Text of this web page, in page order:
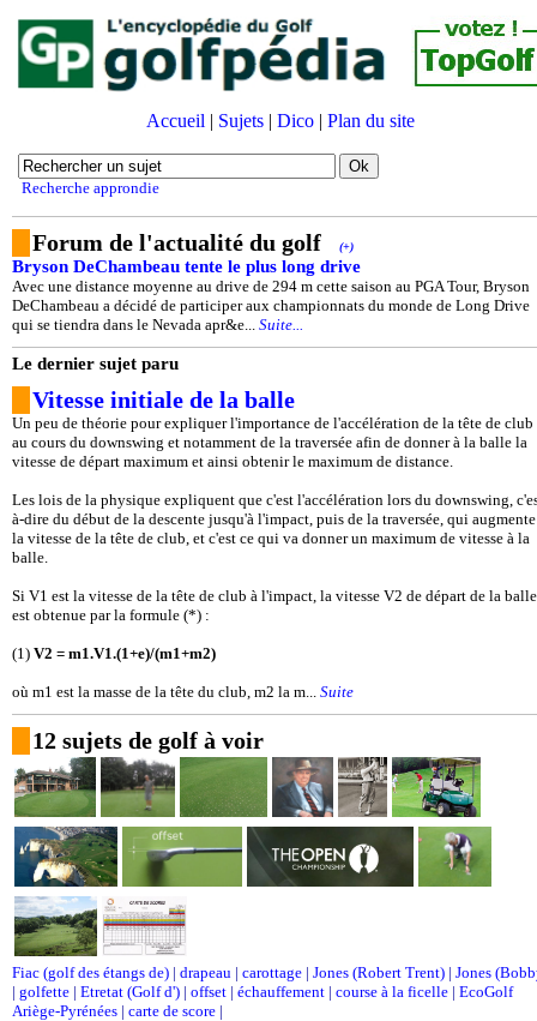
Accueil | Sujets | Dico | Plan du site
Recherche approndie
Forum de l'actualité du golf (+)
Bryson DeChambeau tente le plus long drive
Avec une distance moyenne au drive de 294 m cette saison au PGA Tour, Bryson
DeChambeau a décidé de participer aux championnats du monde de Long Drive
qui se tiendra dans le Nevada apr&e... Suite...
Le dernier sujet paru
Vitesse initiale de la balle
Un peu de théorie pour expliquer l'importance de l'accélération de la tête de club
au cours du downswing et notamment de la traversée afin de donner à la balle la
vitesse de départ maximum et ainsi obtenir le maximum de distance.
Les lois de la physique expliquent que c'est l'accélération lors du downswing,
à-dire du début de la descente jusqu'à l'impact, puis de la traversée, qui augmente
la vitesse de la tête de club, et c'est ce qui va donner un maximum de vitesse à la
balle.
Si V1 est la vitesse de la tête de club à l'impact, la vitesse V2 de départ de la balle
est obtenue par la formule (*) :
(1) V2 = m1.V1.(1+e)/(m1+m2)
où m1 est la masse de la tête du club, m2 la m... Suite
12 sujets de golf à voir
Fiac (golf des étangs de) | drapeau | carottage | Jones (Robert Trent) | Jones
| golfette | Etretat (Golf d') | offset | échauffement | course à la ficelle | EcoGolf
Ariège-Pyrénées | carte de score |